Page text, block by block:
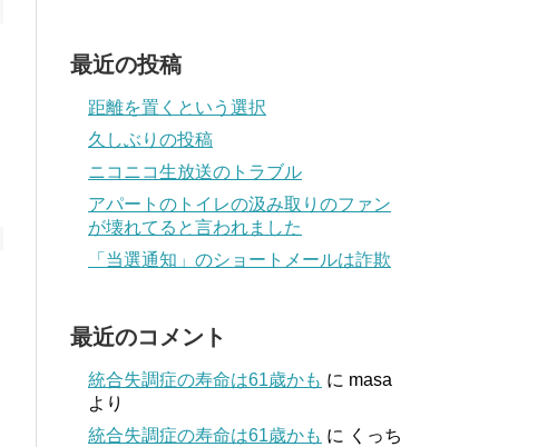
最近の投稿
距離を置くという選択
久しぶりの投稿
ニコニコ生放送のトラブル
アパートのトイレの汲み取りのファン
が壊れてると言われました
「当選通知」のショートメールは詐欺
最近のコメント
統合失調症の寿命は61歳かも に masa
より
統合失調症の寿命は61歳かも に くっち